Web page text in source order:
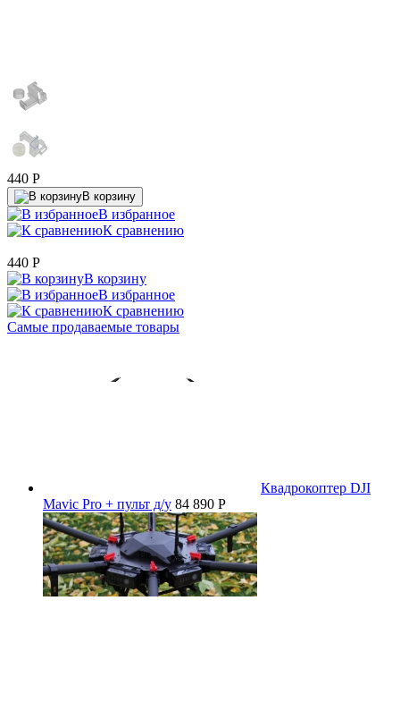
440 P
В корзину
В избранное
К сравнению
440 P
В корзину
В избранное
К сравнению
Самые продаваемые товары
Квадрокоптер DJI
Mavic Pro + пульт д/у 84 890 P